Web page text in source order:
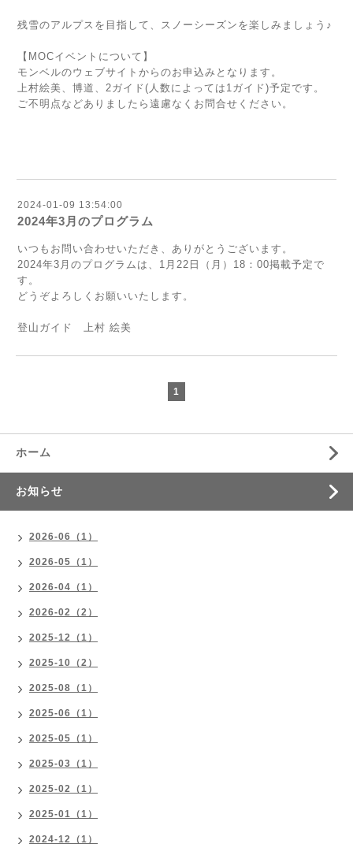
残雪のアルプスを目指して、スノーシーズンを楽しみましょう♪
【MOCイベントについて】
モンベルのウェブサイトからのお申込みとなります。
上村絵美、博道、2ガイド(人数によっては1ガイド)予定です。
ご不明点などありましたら遠慮なくお問合せください。
2024-01-09 13:54:00
2024年3月のプログラム
いつもお問い合わせいただき、ありがとうございます。
2024年3月のプログラムは、1月22日（月）18：00掲載予定で
す。
どうぞよろしくお願いいたします。
登山ガイド 上村 絵美
1
ホーム
お知らせ
2026-06（1）
2026-05（1）
2026-04（1）
2026-02（2）
2025-12（1）
2025-10（2）
2025-08（1）
2025-06（1）
2025-05（1）
2025-03（1）
2025-02（1）
2025-01（1）
2024-12（1）